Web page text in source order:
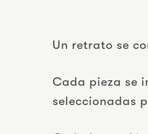
Un retrato se
Cada pieza se
seleccionadas